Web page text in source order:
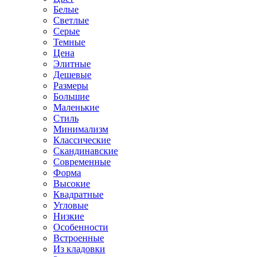
Белые
Светлые
Серые
Темные
Цена
Элитные
Дешевые
Размеры
Большие
Маленькие
Стиль
Минимализм
Классические
Скандинавские
Современные
Форма
Высокие
Квадратные
Угловые
Низкие
Особенности
Встроенные
Из кладовки